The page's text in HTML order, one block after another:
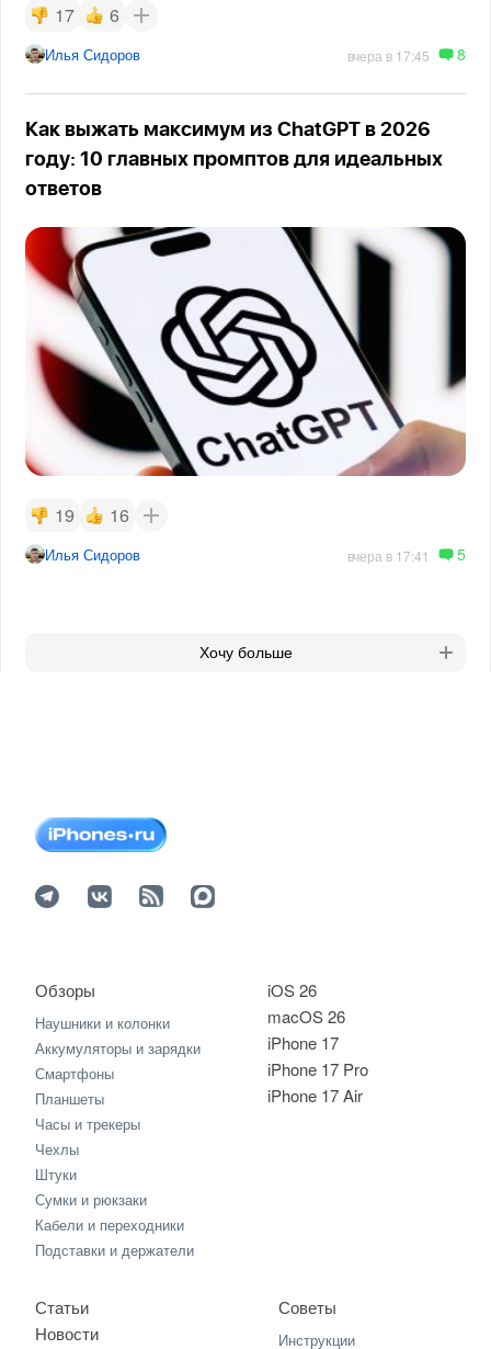
17 6
Илья Сидоров вчера в 17:45 8
Как выжать максимум из ChatGPT в 2026
году: 10 главных промптов для идеальных
ответов
19 16
Илья Сидоров вчера в 17:41 5
Хочу больше
iOS 26
macOS 26
iPhone 17
iPhone 17 Pro
iPhone 17 Air
Обзоры
Наушники и колонки
Аккумуляторы и зарядки
Смартфоны
Планшеты
Часы и трекеры
Чехлы
Штуки
Сумки и рюкзаки
Кабели и переходники
Подставки и держатели
Статьи
Новости
Советы
Инструкции